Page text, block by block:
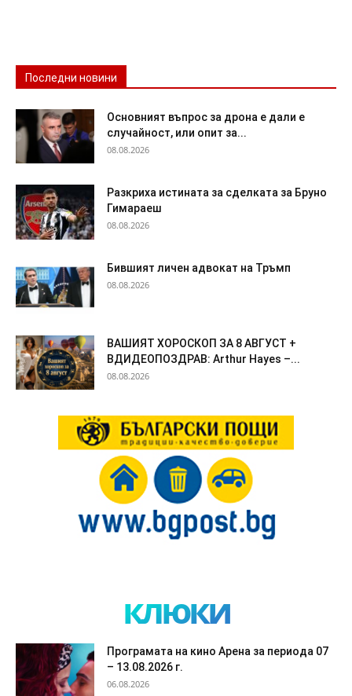
Последни новини
Основният въпрос за дрона е дали е
случайност, или опит за...
08.08.2026
Разкриха истината за сделката за Бруно
Гимараеш
08.08.2026
Бившият личен адвокат на Тръмп
08.08.2026
ВАШИЯТ ХОРОСКОП ЗА 8 АВГУСТ +
ВДИДЕОПОЗДРАВ: Arthur Hayes –...
08.08.2026
клюки
Програмата на кино Арена за периода 07
– 13.08.2026 г.
06.08.2026